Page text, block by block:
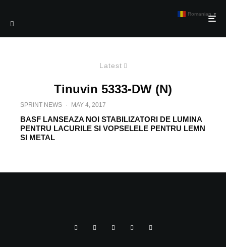
Latest
Tinuvin 5333-DW (N)
SPRINT NEWS · MAY 4, 2017
BASF LANSEAZA NOI STABILIZATORI DE LUMINA
PENTRU LACURILE SI VOPSELELE PENTRU LEMN
SI METAL
Romanian ▼